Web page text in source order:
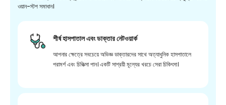
ওয়ান-স্টপ সমাধান।
শীর্ষ হাসপাতাল এবং ডাক্তার নেটওয়ার্ক
আপনার ক্ষেত্রে সবচেয়ে অভিজ্ঞ ডাক্তারদের সাথে অত্যাধুনিক হাসপাতালে
পরামর্শ এবং চিকিত্সা পান। একটি সাশ্রয়ী মূল্যের খরচে সেরা চিকিৎসা।